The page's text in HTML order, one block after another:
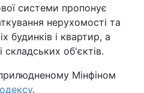
Війна
Політика
системи пропонує
нерухомості та
будинків і квартир, а
об'єктів.
Мінфіном
.